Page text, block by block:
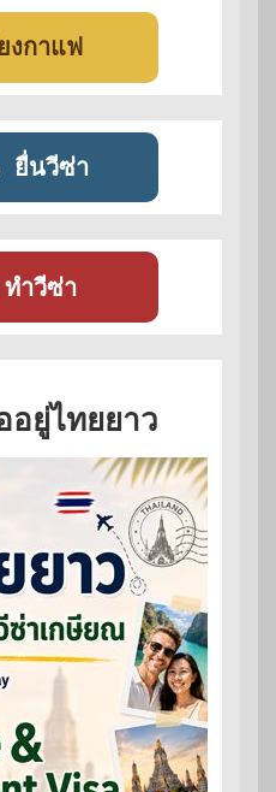
งกาแฟ
ยื่นวีซ่า
ำวีซ่า
อยู่ไทยยาว